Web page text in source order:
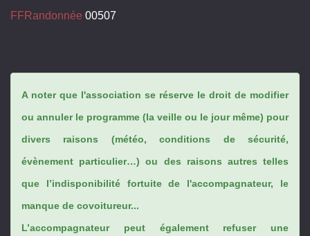
FFRandonnée 00507
A noter que l'association se réserve le droit de modifier
ou annuler le programme (la veille ou le jour même) pour
divers raisons (météo, conditions de sécurité,
évènement particulier…) ou des raisons autres telles
que l’indisponibilité fortuite de l'accompagnateur, le
manque de covoitureur...
L’accompagnateur peut également refuser une